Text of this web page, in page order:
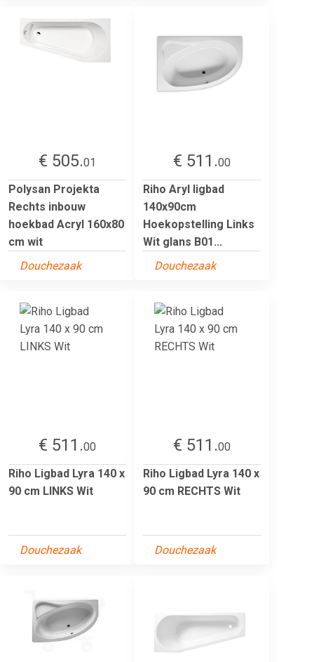
€ 505.01
Polysan Projekta
Rechts inbouw
hoekbad Acryl 160x80
cm wit
Douchezaak
€ 511.00
Riho Aryl ligbad
140x90cm
Hoekopstelling Links
Wit glans B01...
Douchezaak
€ 511.00
Riho Ligbad Lyra 140 x
90 cm LINKS Wit
Douchezaak
€ 511.00
Riho Ligbad Lyra 140 x
90 cm RECHTS Wit
Douchezaak